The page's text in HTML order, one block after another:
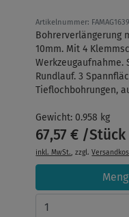
Artikelnummer:
Bohrerverlängerung
10mm. Mit 4
Werkzeugaufnahme.
Rundlauf. 3
Tieflochbohrungen,
Gewicht: 0.958 kg
67,57 € /Stück
inkl. MwSt., zzgl.